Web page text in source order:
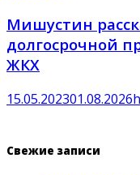
Мишустин
долгосрочной
ЖКХ
15.05.202301.08.2026
Свежие записи